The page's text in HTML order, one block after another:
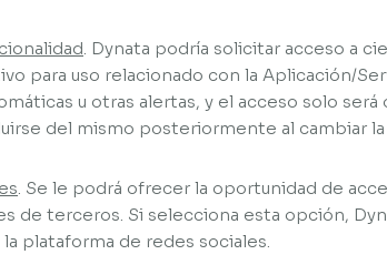
. Dynata podría solicitar acceso a
para uso relacionado con la Aplicación/
u otras alertas, y el acceso solo
del mismo posteriormente al cambiar
. Se le podrá ofrecer la oportunidad de
de terceros. Si selecciona esta opción,
plataforma de redes sociales.